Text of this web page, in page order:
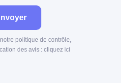
politique de contrôle,
des avis : cliquez ici